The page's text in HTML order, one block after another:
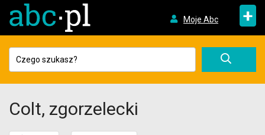
Moje Abc +
Colt, zgorzelecki